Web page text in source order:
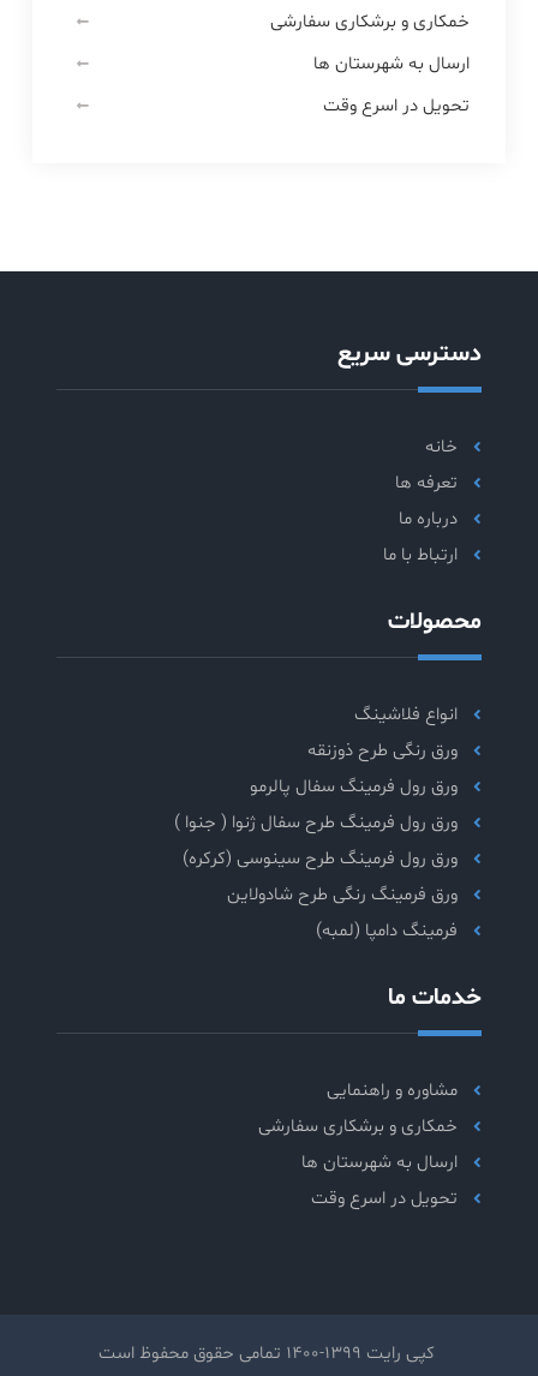
خمکاری و برشکاری سفارشی
ارسال به شهرستان ها
تحویل در اسرع وقت
دسترسی سریع
خانه
تعرفه ها
درباره ما
ارتباط با ما
محصولات
انواع فلاشینگ
ورق رنگی طرح ذوزنقه
ورق رول فرمینگ سفال پالرمو
ورق رول فرمینگ طرح سفال ژنوا ( جنوا )
ورق رول فرمینگ طرح سینوسی (کرکره)
ورق فرمینگ رنگی طرح شادولاین
فرمینگ دامپا (لمبه)
خدمات ما
مشاوره و راهنمایی
خمکاری و برشکاری سفارشی
ارسال به شهرستان ها
تحویل در اسرع وقت
کپی رایت 1399-1400 تمامی حقوق محفوظ است